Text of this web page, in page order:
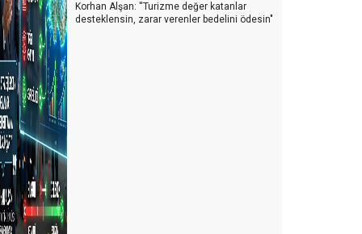
etkisi ya da insanları yönlendirme sanatı
Dolara otel
(beklenti) teorisi
AÇISI
az kaldı
Müşteri memnuniyeti hakkında 7 ilginç gerçek
Uluslararası Gastronomi Kongresi
Korhan Alşan: ''Turizme değer katanlar
desteklensin, zarar verenler bedelini ödesin"